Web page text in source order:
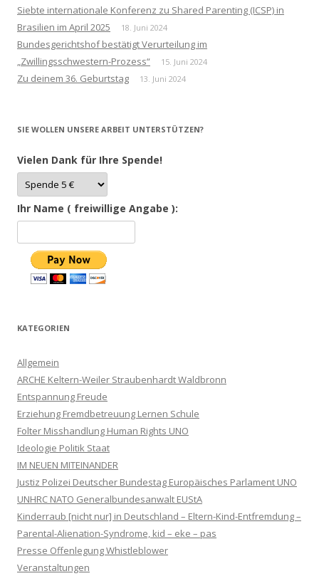
Siebte internationale Konferenz zu Shared Parenting (ICSP) in
Brasilien im April 2025
18. Juni 2024
Bundesgerichtshof bestätigt Verurteilung im
„Zwillingsschwestern-Prozess“
15. Juni 2024
Zu deinem 36. Geburtstag 13. Juni 2024
SIE WOLLEN UNSERE ARBEIT UNTERSTÜTZEN?
Vielen Dank für Ihre Spende!
Ihr Name ( freiwillige Angabe ):
KATEGORIEN
Allgemein
ARCHE Keltern-Weiler Straubenhardt Waldbronn
Entspannung Freude
Erziehung Fremdbetreuung Lernen Schule
Folter Misshandlung Human Rights UNO
Ideologie Politik Staat
IM NEUEN MITEINANDER
Justiz Polizei Deutscher Bundestag Europäisches Parlament UNO
UNHRC NATO Generalbundesanwalt EUStA
Kinderraub [nicht nur] in Deutschland – Eltern-Kind-Entfremdung –
Parental-Alienation-Syndrome, kid – eke – pas
Presse Offenlegung Whistleblower
Veranstaltungen